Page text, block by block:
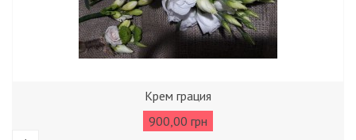
Крем грация
900,00 грн